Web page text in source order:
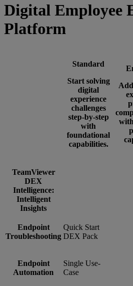
Digital Employee
Platform
Standard
Start solving
digital
experience
challenges
step-by-step
with
foundational
capabilities.
TeamViewer
DEX
Intelligence:
Intelligent
Insights
Endpoint
Troubleshooting
Quick Start
DEX Pack
Endpoint
Automation
Single Use-
Case